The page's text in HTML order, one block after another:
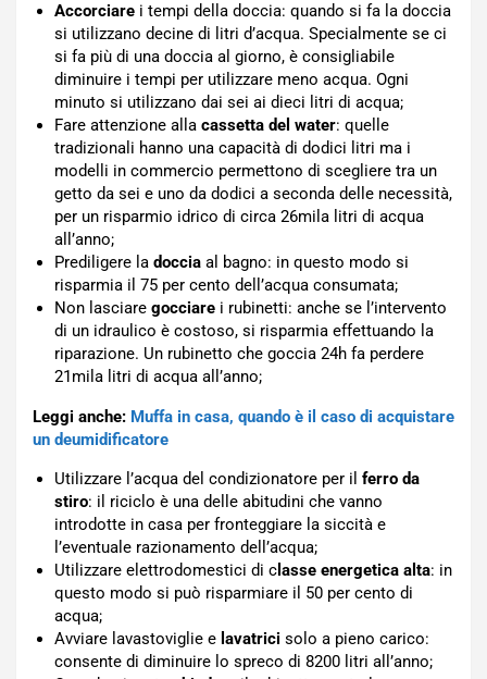
Accorciare i tempi della doccia: quando si fa la doccia
si utilizzano decine di litri d’acqua. Specialmente se ci
si fa più di una doccia al giorno, è consigliabile
diminuire i tempi per utilizzare meno acqua. Ogni
minuto si utilizzano dai sei ai dieci litri di acqua;
Fare attenzione alla cassetta del water: quelle
tradizionali hanno una capacità di dodici litri ma i
modelli in commercio permettono di scegliere tra un
getto da sei e uno da dodici a seconda delle necessità,
per un risparmio idrico di circa 26mila litri di acqua
all’anno;
Prediligere la doccia al bagno: in questo modo si
risparmia il 75 per cento dell’acqua consumata;
Non lasciare gocciare i rubinetti: anche se l’intervento
di un idraulico è costoso, si risparmia effettuando la
riparazione. Un rubinetto che goccia 24h fa perdere
21mila litri di acqua all’anno;
Leggi anche: Muffa in casa, quando è il caso di acquistare
un deumidificatore
Utilizzare l’acqua del condizionatore per il ferro da
stiro: il riciclo è una delle abitudini che vanno
introdotte in casa per fronteggiare la siccità e
l’eventuale razionamento dell’acqua;
Utilizzare elettrodomestici di c lasse energetica alta: in
questo modo si può risparmiare il 50 per cento di
acqua;
Avviare lavastoviglie e lavatrici solo a pieno carico:
consente di diminuire lo spreco di 8200 litri all’anno;